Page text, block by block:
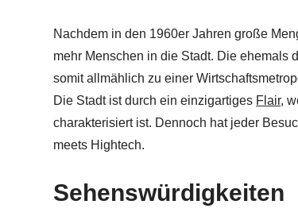
Nachdem in den 1960er Jahren große
mehr Menschen in die Stadt. Die ehemals
somit allmählich zu einer
Die Stadt ist durch ein einzigartiges Flair,
charakterisiert ist. Dennoch hat jeder
meets Hightech.
Sehenswürdigkeiten